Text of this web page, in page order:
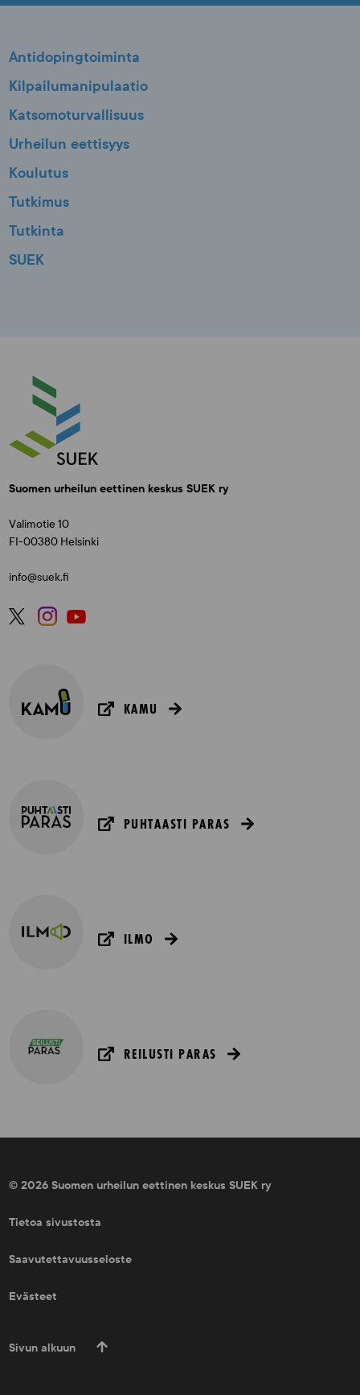
Antidopingtoiminta
Kilpailumanipulaatio
Katsomoturvallisuus
Urheilun eettisyys
Koulutus
Tutkimus
Tutkinta
SUEK
Suomen urheilun eettinen keskus SUEK ry
Valimotie 10
FI-00380 Helsinki
info@suek.fi
KAMU
PUHTAASTI PARAS
ILMO
REILUSTI PARAS
© 2026 Suomen urheilun eettinen keskus SUEK ry
Tietoa sivustosta
Saavutettavuusseloste
Evästeet
Sivun alkuun